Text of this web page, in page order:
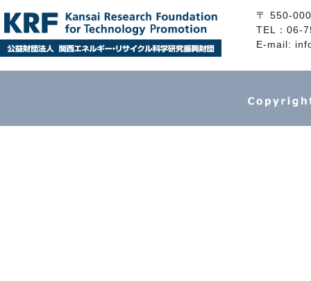
〒 550-
TEL：06-
E-mail: